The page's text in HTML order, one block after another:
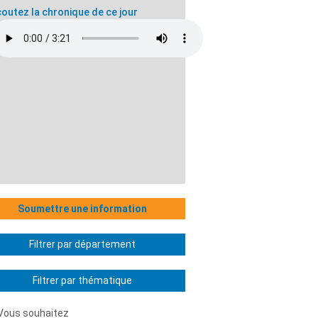
la chronique de ce jour
Soumettre une information
Filtrer par département
Filtrer par thématique
souhaitez